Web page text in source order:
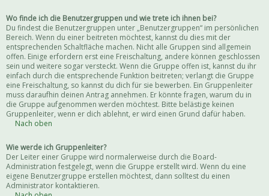
Wo finde ich die Benutzergruppen und wie trete ich ihnen bei?
Du findest die Benutzergruppen unter „Benutzergruppen“ im persönlichen
Bereich. Wenn du einer beitreten möchtest, kannst du dies mit der
entsprechenden Schaltfläche machen. Nicht alle Gruppen sind allgemein
offen. Einige erfordern erst eine Freischaltung, andere können geschlossen
sein und weitere sogar versteckt. Wenn die Gruppe offen ist, kannst du ihr
einfach durch die entsprechende Funktion beitreten; verlangt die Gruppe
eine Freischaltung, so kannst du dich für sie bewerben. Ein Gruppenleiter
muss daraufhin deinen Antrag annehmen. Er könnte fragen, warum du in
die Gruppe aufgenommen werden möchtest. Bitte belästige keinen
Gruppenleiter, wenn er dich ablehnt, er wird einen Grund dafür haben.
Nach oben
Wie werde ich Gruppenleiter?
Der Leiter einer Gruppe wird normalerweise durch die Board-
Administration festgelegt, wenn die Gruppe erstellt wird. Wenn du eine
eigene Benutzergruppe erstellen möchtest, dann solltest du einen
Administrator kontaktieren.